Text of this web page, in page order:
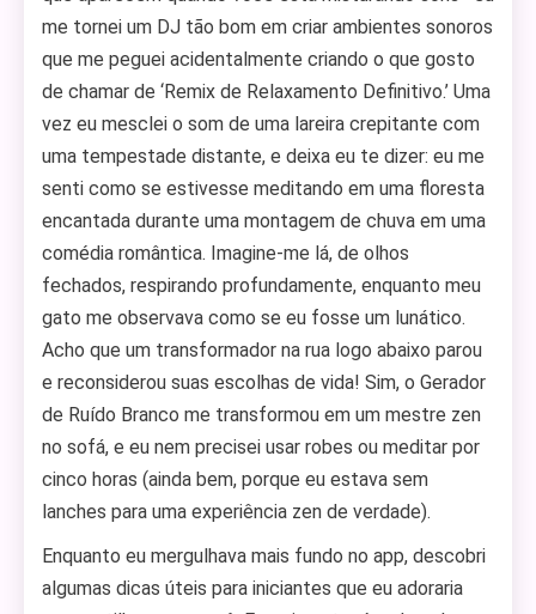
me tornei um DJ tão bom em criar ambientes sonoros
que me peguei acidentalmente criando o que gosto
de chamar de ‘Remix de Relaxamento Definitivo.’ Uma
vez eu mesclei o som de uma lareira crepitante com
uma tempestade distante, e deixa eu te dizer: eu me
senti como se estivesse meditando em uma floresta
encantada durante uma montagem de chuva em uma
comédia romântica. Imagine-me lá, de olhos
fechados, respirando profundamente, enquanto meu
gato me observava como se eu fosse um lunático.
Acho que um transformador na rua logo abaixo parou
e reconsiderou suas escolhas de vida! Sim, o Gerador
de Ruído Branco me transformou em um mestre zen
no sofá, e eu nem precisei usar robes ou meditar por
cinco horas (ainda bem, porque eu estava sem
lanches para uma experiência zen de verdade).
Enquanto eu mergulhava mais fundo no app, descobri
algumas dicas úteis para iniciantes que eu adoraria